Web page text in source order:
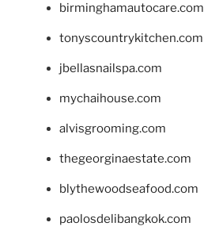
birminghamautocare.com
tonyscountrykitchen.com
jbellasnailspa.com
mychaihouse.com
alvisgrooming.com
thegeorginaestate.com
blythewoodseafood.com
paolosdelibangkok.com